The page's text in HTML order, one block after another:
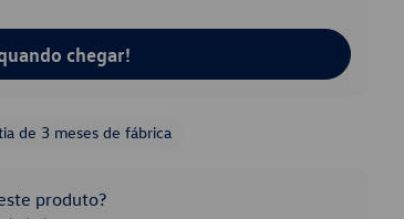
chegar!
de 3 meses de fábrica
produto?